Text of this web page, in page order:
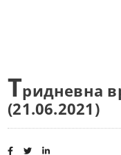
Тридневна
(21.06.2021)